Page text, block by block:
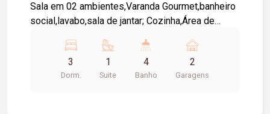
Sala em 02 ambientes,Varanda Gourmet,banheiro
social,lavabo,sala de jantar; Cozinha,Área de
condomínio com área de lazer completa.
3
Dorm.
1
Suite
4
Banho
2
Garagens